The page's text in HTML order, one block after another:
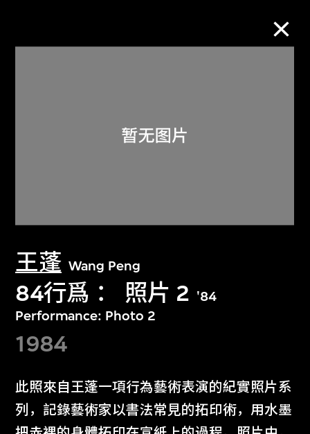
王蓬 Wang Peng
84行爲 ： 照片 2 '84
Performance: Photo 2
1984
此照來自王蓬一項行為藝術表演的紀實照片系
列，記錄藝術家以書法常見的拓印術，用水墨
关于M+藏品
探索世界顶级的二十及二十一世纪视觉
文化藏品。